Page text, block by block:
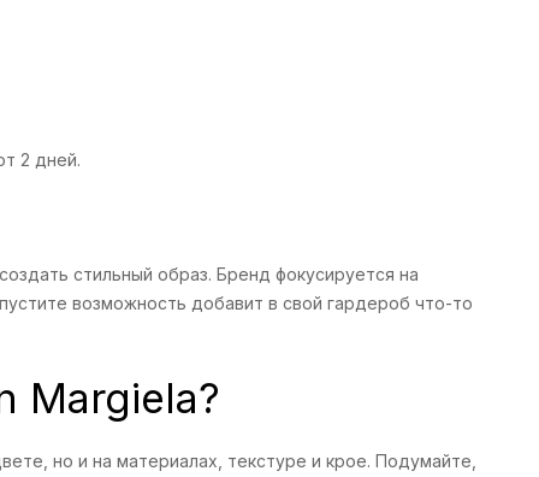
2 дней.
стильный образ. Бренд фокусируется на
возможность добавит в свой гардероб что-то
Margiela?
но и на материалах, текстуре и крое. Подумайте,